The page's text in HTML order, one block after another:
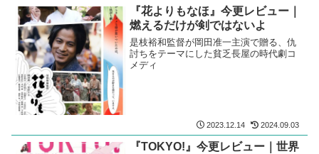
『花よりもなほ』今更レビュー｜
燃えるだけが剣ではないよ
是枝裕和監督が岡田准一主演で贈る、仇
討ちをテーマにした貧乏長屋の時代劇コ
メディ
2023.12.14 2024.09.03
『TOKYO!』今更レビュー｜世界